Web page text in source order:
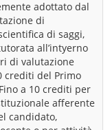
adottato dal
di
di saggi,
all’intyerno
di valutazione
crediti del Primo
a 10 crediti per
afferente
candidato,